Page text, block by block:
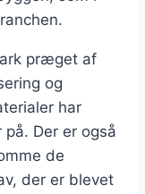
præget af
og
har
Der er også
de
der er blevet